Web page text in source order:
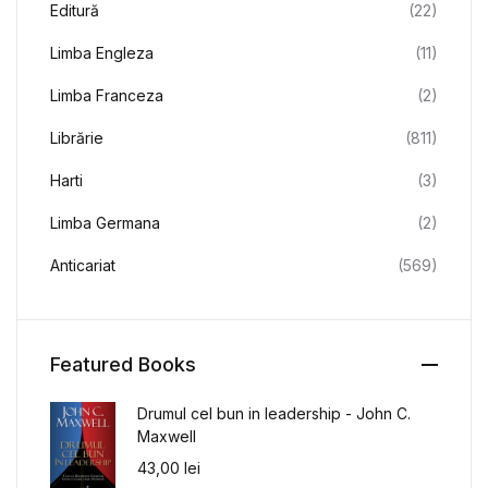
Editură (22)
Limba Engleza (11)
Limba Franceza (2)
Librărie (811)
Harti (3)
Limba Germana (2)
Anticariat (569)
Featured Books
Drumul cel bun in leadership - John C.
Maxwell
43,00 lei